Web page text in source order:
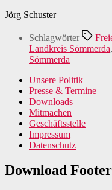
Jörg Schuster
Schlagwörter
Landkreis Sömmerda,
Sömmerda
Unsere Politik
Presse & Termine
Downloads
Mitmachen
Geschäftsstelle
Impressum
Datenschutz
Download Footer